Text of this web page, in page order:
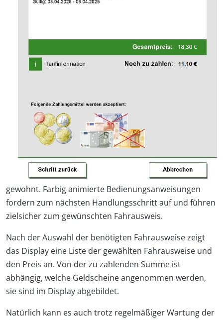
gewohnt. Farbig animierte Bedienungsanweisungen
fordern zum nächsten Handlungsschritt auf und führen
zielsicher zum gewünschten Fahrausweis.
Nach der Auswahl der benötigten Fahrausweise zeigt
das Display eine Liste der gewählten Fahrausweise und
den Preis an. Von der zu zahlenden Summe ist
abhängig, welche Geldscheine angenommen werden,
sie sind im Display abgebildet.
Natürlich kann es auch trotz regelmäßiger Wartung der